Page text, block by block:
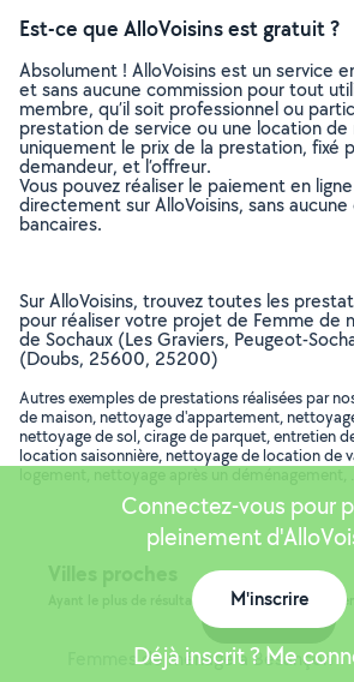
Est-ce que AlloVoisins est gratuit ?
Absolument ! AlloVoisins est un service
et sans aucune commission pour tout
membre, qu’il soit professionnel ou
prestation de service ou une location de
uniquement le prix de la prestation, fixé
demandeur, et l’offreur.
Vous pouvez réaliser le paiement en
directement sur AlloVoisins, sans
bancaires.
Sur AlloVoisins, trouvez toutes les
pour réaliser votre projet de Femme de
de Sochaux (Les Graviers, Peugeot-
(Doubs, 25600, 25200)
Autres exemples de prestations réalisées par
de maison, nettoyage d'appartement,
nettoyage de sol, cirage de parquet, entretien
location saisonnière, nettoyage de location de
Ayant le plus de résultats, dans le même
Femmes de ménage à Besançon
Connectez-vous pour
pleinement
M'inscrire
Déjà inscrit ? Me